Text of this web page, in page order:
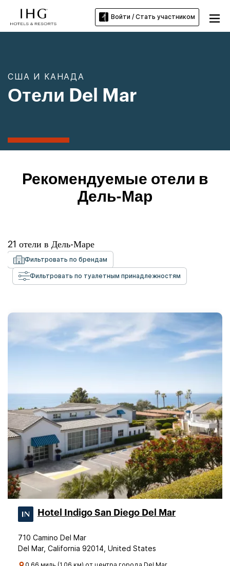
Войти / Стать участником
США И КАНАДА
Отели Del Mar
Рекомендуемые отели в
Дель-Мар
21 отели в Дель-Маре
Фильтровать по брендам
Фильтровать по туалетным принадлежностям
Hotel Indigo San Diego Del Mar
710 Camino Del Mar
Del Mar, California 92014, United States